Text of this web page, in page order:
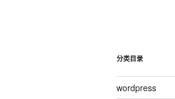
分类目录
wordpress